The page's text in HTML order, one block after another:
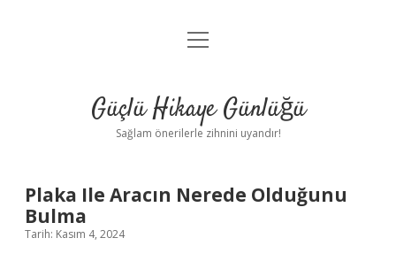
Anasayfa
Yasal Uyarı
menüyü
Güçlü Hikaye Günlüğü
Sağlam önerilerle zihnini uyandır!
Plaka Ile Aracın Nerede Olduğunu
Bulma
Tarih: Kasım 4, 2024